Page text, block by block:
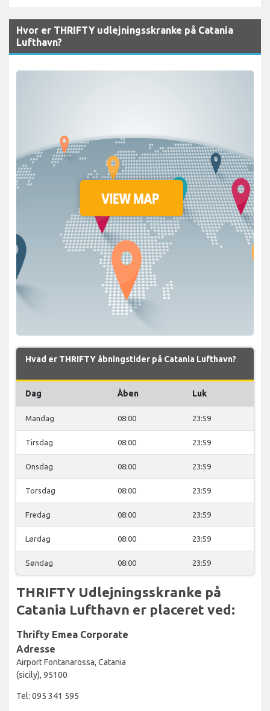
Hvor er THRIFTY udlejningsskranke på Catania
Lufthavn?
Hvad er THRIFTY åbningstider på Catania Lufthavn?
Dag Åben Luk
Mandag 08:00 23:59
Tirsdag 08:00 23:59
Onsdag 08:00 23:59
Torsdag 08:00 23:59
Fredag 08:00 23:59
Lørdag 08:00 23:59
Søndag 08:00 23:59
THRIFTY Udlejningsskranke på
Catania Lufthavn er placeret ved:
Thrifty Emea Corporate
Adresse
Airport Fontanarossa, Catania
(sicily), 95100
Tel: 095 341 595